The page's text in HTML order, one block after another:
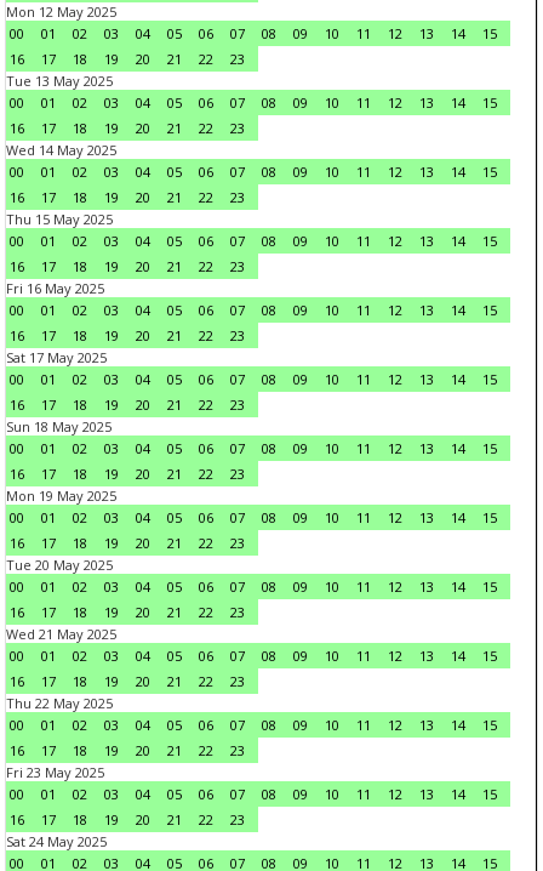
Mon 12 May 2025
00
01 02 03 04 05 06 07 08 09 10 11 12 13 14
15
16
17 18 19 20 21 22
23
Tue 13 May 2025
00
01 02 03 04 05 06 07 08 09 10 11 12 13 14
15
16
17 18 19 20 21 22
23
Wed 14 May 2025
00
01 02 03 04 05 06 07 08 09 10 11 12 13 14
15
16
17 18 19 20 21 22
23
Thu 15 May 2025
00
01 02 03 04 05 06 07 08 09 10 11 12 13 14
15
16
17 18 19 20 21 22
23
Fri 16 May 2025
00
01 02 03 04 05 06 07 08 09 10 11 12 13 14
15
16
17 18 19 20 21 22
23
Sat 17 May 2025
00
01 02 03 04 05 06 07 08 09 10 11 12 13 14
15
16
17 18 19 20 21 22
23
Sun 18 May 2025
00
01 02 03 04 05 06 07 08 09 10 11 12 13 14
15
16
17 18 19 20 21 22
23
Mon 19 May 2025
00
01 02 03 04 05 06 07 08 09 10 11 12 13 14
15
16
17 18 19 20 21 22
23
Tue 20 May 2025
00
01 02 03 04 05 06 07 08 09 10 11 12 13 14
15
16
17 18 19 20 21 22
23
Wed 21 May 2025
00
01 02 03 04 05 06 07 08 09 10 11 12 13 14
15
16
17 18 19 20 21 22
23
Thu 22 May 2025
00
01 02 03 04 05 06 07 08 09 10 11 12 13 14
15
16
17 18 19 20 21 22
23
Fri 23 May 2025
00
01 02 03 04 05 06 07 08 09 10 11 12 13 14
15
16
17 18 19 20 21 22
23
Sat 24 May 2025
00
01 02 03 04 05 06 07 08 09 10 11 12 13 14
15